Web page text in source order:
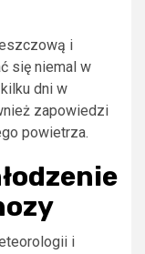
i
się niemal w
dni w
zapowiedzi
powietrza.
i